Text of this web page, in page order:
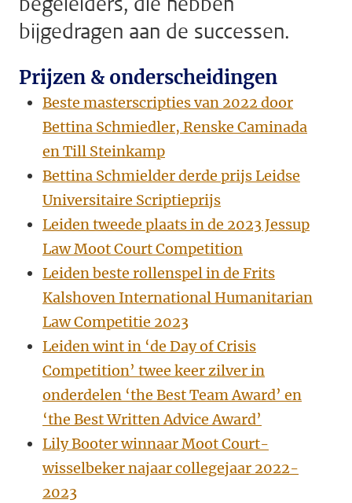
bijgedragen aan de successen.
Prijzen & onderscheidingen
Beste masterscripties van 2022 door
Bettina Schmiedler, Renske Caminada
en Till Steinkamp
Bettina Schmielder derde prijs Leidse
Universitaire Scriptieprijs
Leiden tweede plaats in de 2023 Jessup
Law Moot Court Competition
Leiden beste rollenspel in de Frits
Kalshoven International Humanitarian
Law Competitie 2023
Leiden wint in ‘de Day of Crisis
Competition’ twee keer zilver in
onderdelen ‘the Best Team Award’ en
‘the Best Written Advice Award’
Lily Booter winnaar Moot Court-
wisselbeker najaar collegejaar 2022-
2023